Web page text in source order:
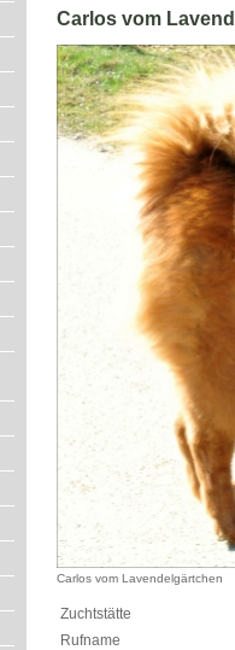
Carlos vom
Carlos vom Lavendelgärtchen
Zuchtstätte
Rufname